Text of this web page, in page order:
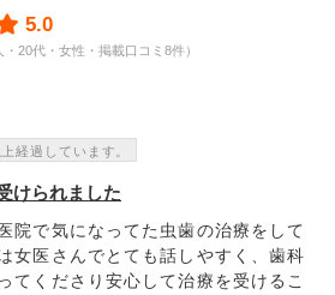
5.0
20代・女性・掲載口コミ8件）
経過しています。
けられました
院で気になってた虫歯の治療をして
女医さんでとても話しやすく、歯科
てくださり安心して治療を受けるこ